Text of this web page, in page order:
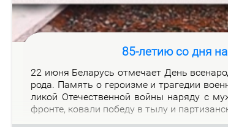
85-летию со дня
22 июня Бе­ла­русь от­ме­ча­ет День
ро­да. Па­мять о ге­ро­из­ме и тра­ге­дии
ли­кой Оте­че­ствен­ной вой­ны на­ря­ду с
фрон­те, ко­ва­ли по­бе­ду в ты­лу и